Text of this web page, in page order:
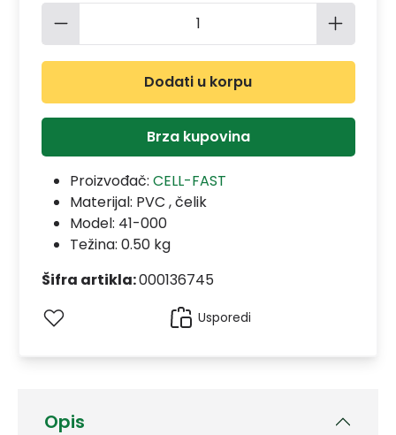
Opis
Količina proizvoda: Unesite
Dodati u korpu
Brza kupovina
Proizvođač: CELL-FAST
Materijal: PVC , čelik
Model: 41-000
Težina: 0.50 kg
Šifra artikla:000136745
Usporedi